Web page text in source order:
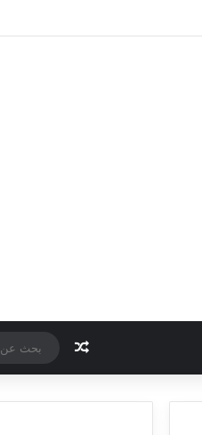
مقال عشوائي